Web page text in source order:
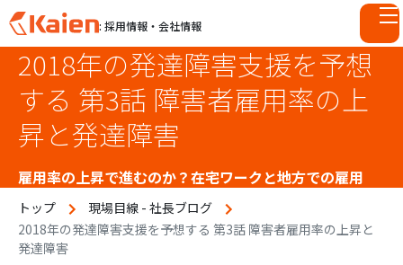
c
: 採用情報・会社情報
2018年の発達障害支援を予想
する 第3話 障害者雇用率の上
昇と発達障害
雇用率の上昇で進むのか？在宅ワークと地方での雇用
トップ
現場目線 - 社長ブログ
2018年の発達障害支援を予想する 第3話 障害者雇用率の上昇と
発達障害